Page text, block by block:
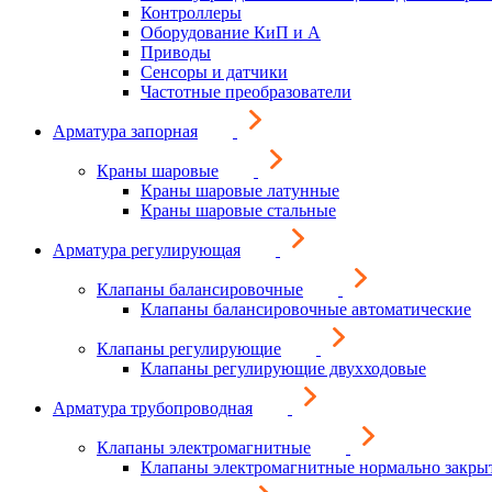
Контроллеры
Оборудование КиП и А
Приводы
Сенсоры и датчики
Частотные преобразователи
Арматура запорная
Краны шаровые
Краны шаровые латунные
Краны шаровые стальные
Арматура регулирующая
Клапаны балансировочные
Клапаны балансировочные автоматические
Клапаны регулирующие
Клапаны регулирующие двухходовые
Арматура трубопроводная
Клапаны электромагнитные
Клапаны электромагнитные нормально